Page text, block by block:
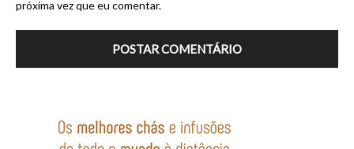
próxima vez que eu comentar.